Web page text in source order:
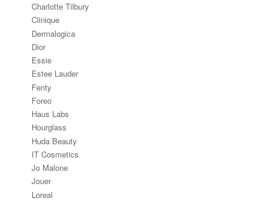
Charlotte Tilbury
Clinique
Dermalogica
Dior
Essie
Estee Lauder
Fenty
Foreo
Haus Labs
Hourglass
Huda Beauty
IT Cosmetics
Jo Malone
Jouer
Loreal